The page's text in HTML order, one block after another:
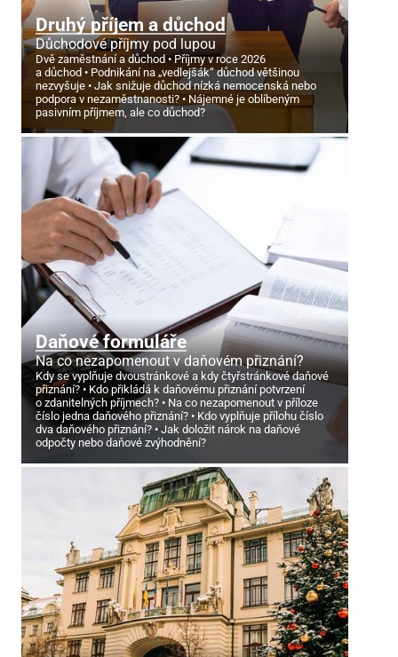
Druhý příjem a důchod
Důchodové příjmy pod lupou
Dvě zaměstnání a důchod
Příjmy v roce 2026
a důchod
Podnikání na „vedlejšák“ důchod většinou
nezvyšuje
Jak snižuje důchod nízká nemocenská nebo
podpora v nezaměstnanosti?
Nájemné je oblíbeným
pasivním příjmem, ale co důchod?
Daňové formuláře
Na co nezapomenout v daňovém přiznání?
Kdy se vyplňuje dvoustránkové a kdy čtyřstránkové daňové
přiznání?
Kdo přikládá k daňovému přiznání potvrzení
o zdanitelných příjmech?
Na co nezapomenout v příloze
číslo jedna daňového přiznání?
Kdo vyplňuje přílohu číslo
dva daňového přiznání?
Jak doložit nárok na daňové
odpočty nebo daňové zvýhodnění?